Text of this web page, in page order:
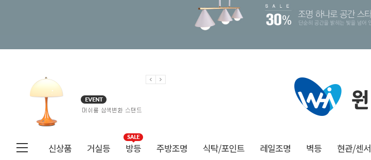
신상품 거실등 방등 주방조명 식탁/포인트 레일조명 벽등 현관/센서